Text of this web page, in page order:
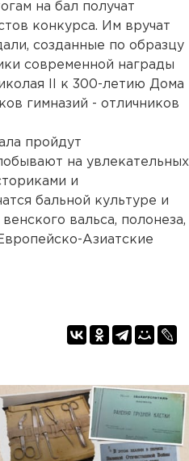
на бал получат
конкурса. Им вручат
созданные по образцу
современной награды
II к 300-летию Дома
гимназий - отличников
пройдут
на увлекательных
и
бальной культуре и
вальса, полонеза,
Азиатские